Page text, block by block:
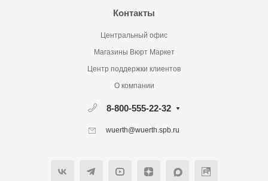
Контакты
Центральный офис
Магазины Вюрт Маркет
Центр поддержки клиентов
О компании
8-800-555-22-32
wuerth@wuerth.spb.ru